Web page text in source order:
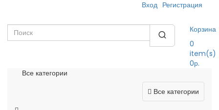
Вход Регистрация
Корзина
0
item(s)
0р.
Все категории
Все категории